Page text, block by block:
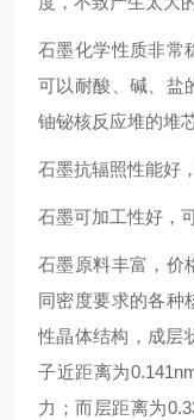
石墨化学性质非常
可以耐酸、碱、盐
铀铋核反应堆的堆
石墨抗辐照性能好
石墨可加工性好，
石墨原料丰富，价
同密度要求的各种
性晶体结构，成层
子近距离为
力；而层距离为